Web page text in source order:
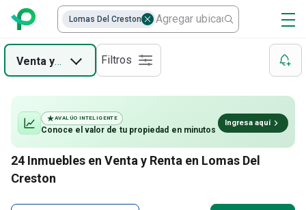
Venta yRenta Filtros
24 Inmuebles en Venta y Renta en Lomas Del
Creston
AVALÚO INTELIGENTE
Conoce el valor de tu propiedad en minutos
Ingresa aquí
Lomas Del Creston